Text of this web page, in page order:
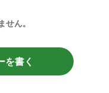
ん。
を書く